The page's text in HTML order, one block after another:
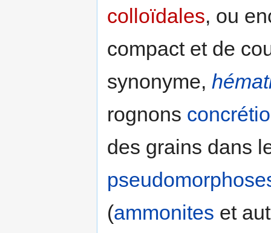
colloïdales, ou
compact et de
synonyme,
rognons
des grains dans
(ammonites et